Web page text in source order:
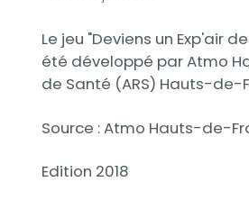
Description
Le jeu "Deviens un Exp'air
été développé par Atmo
de Santé (ARS) Hauts-de-
Source : Atmo Hauts-de-
Edition 2018